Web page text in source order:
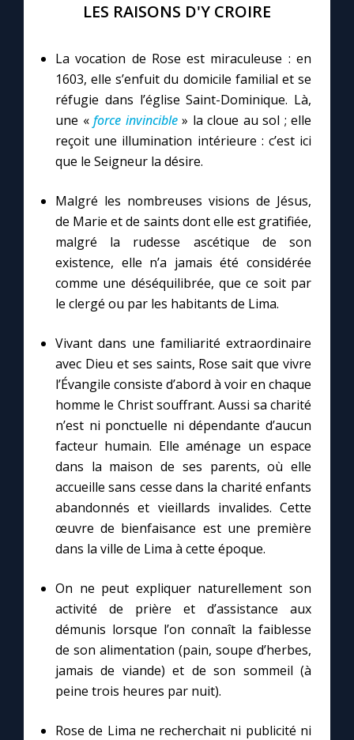
Mes intentions de prière
Une Minute avec Marie
Une neuvaine
À la une
1000 Raisons de Croire
Chapelet pour le monde
Contact
Marie de Nazareth
LES RAISONS D'Y CROIRE
La vocation de Rose est miraculeuse : en
1603, elle s’enfuit du domicile familial et se
réfugie dans l’église Saint-Dominique. Là,
une « force invincible» la cloue au sol ; elle
reçoit une illumination intérieure : c’est ici
que le Seigneur la désire.
Malgré les nombreuses visions de Jésus,
de Marie et de saints dont elle est gratifiée,
malgré la rudesse ascétique de son
existence, elle n’a jamais été considérée
comme une déséquilibrée, que ce soit par
le clergé ou par les habitants de Lima.
Vivant dans une familiarité extraordinaire
avec Dieu et ses saints, Rose sait que vivre
l’Évangile consiste d’abord à voir en chaque
homme le Christ souffrant. Aussi sa charité
n’est ni ponctuelle ni dépendante d’aucun
facteur humain. Elle aménage un espace
dans la maison de ses parents, où elle
accueille sans cesse dans la charité enfants
abandonnés et vieillards invalides. Cette
œuvre de bienfaisance est une première
dans la ville de Lima à cette époque.
On ne peut expliquer naturellement son
activité de prière et d’assistance aux
démunis lorsque l’on connaît la faiblesse
de son alimentation (pain, soupe d’herbes,
jamais de viande) et de son sommeil (à
peine trois heures par nuit).
Rose de Lima ne recherchait ni publicité ni